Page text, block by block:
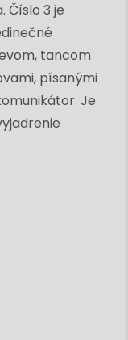
Číslo 3 je
tancom
písanými
Je